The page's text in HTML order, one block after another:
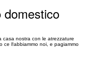
domestico
casa nostra con le atrezzature
ce l!abbiammo noi, e pagiammo